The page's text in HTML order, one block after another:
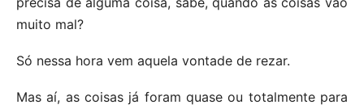
muito mal?
Só nessa hora vem aquela vontade de rezar.
Mas aí, as coisas já foram quase ou totalmente para